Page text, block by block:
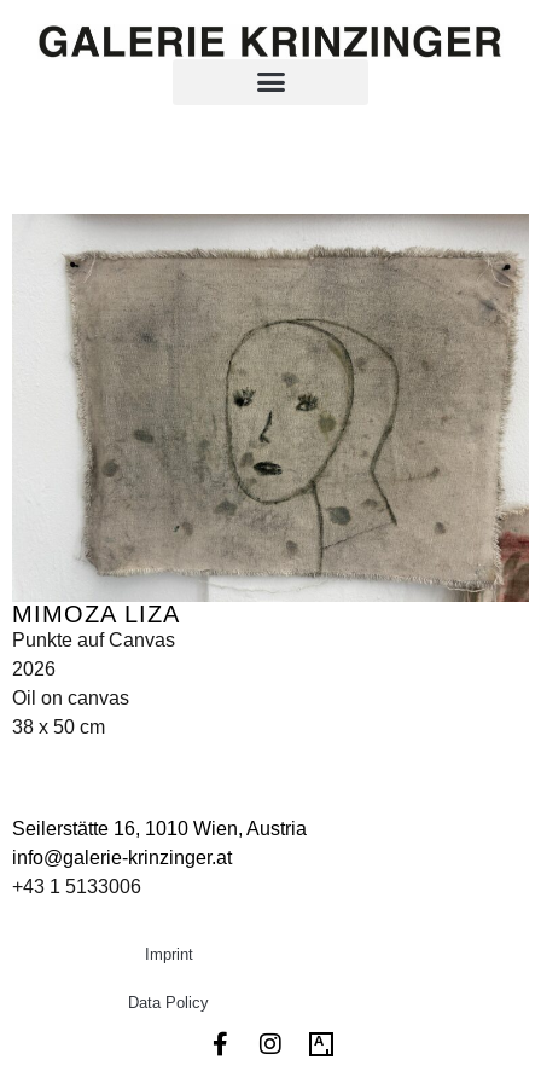
MIMOZA LIZA
Punkte auf Canvas
2026
Oil on canvas
38 x 50 cm
Seilerstätte 16, 1010 Wien, Austria
info@galerie-krinzinger.at
+43 1 5133006
Imprint
Data Policy